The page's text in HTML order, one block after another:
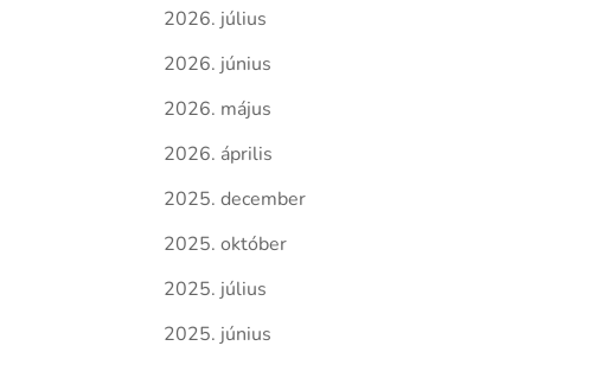
2026. július
2026. június
2026. május
2026. április
2025. december
2025. október
2025. július
2025. június